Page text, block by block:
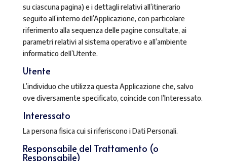
su ciascuna pagina) e i dettagli relativi all’itinerario
seguito all’interno dell’Applicazione, con particolare
riferimento alla sequenza delle pagine consultate, ai
parametri relativi al sistema operativo e all’ambiente
informatico dell’Utente.
Utente
L’individuo che utilizza questa Applicazione che, salvo
ove diversamente specificato, coincide con l’Interessato.
Interessato
La persona fisica cui si riferiscono i Dati Personali.
Responsabile del Trattamento (o
Responsabile)